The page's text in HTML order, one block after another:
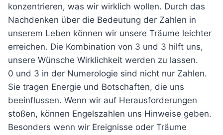
konzentrieren, was wir wirklich wollen. Durch das
Nachdenken über die Bedeutung der Zahlen in
unserem Leben können wir unsere Träume leichter
erreichen. Die Kombination von 3 und 3 hilft uns,
unsere Wünsche Wirklichkeit werden zu lassen.
0 und 3 in der Numerologie sind nicht nur Zahlen.
Sie tragen Energie und Botschaften, die uns
beeinflussen. Wenn wir auf Herausforderungen
stoßen, können Engelszahlen uns Hinweise geben.
Besonders wenn wir Ereignisse oder Träume